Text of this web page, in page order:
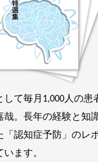
して毎月1,000人の患
哉。長年の経験と知
認知症予防」のレ
ます。